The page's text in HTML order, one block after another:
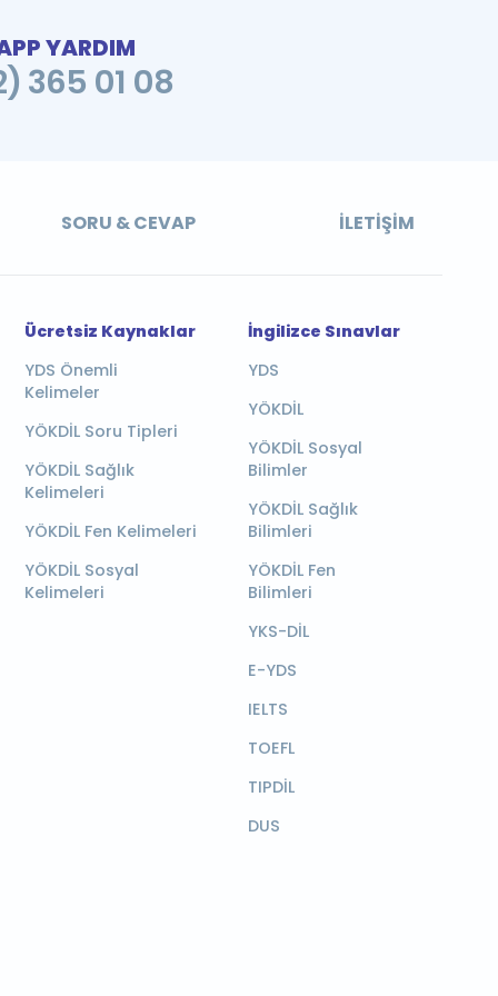
YARDIM
365 01 08
SORU & CEVAP İLETIŞIM
Ücretsiz Kaynaklar
YDS Önemli
Kelimeler
YÖKDİL Soru Tipleri
YÖKDİL Sağlık
Kelimeleri
YÖKDİL Fen Kelimeleri
YÖKDİL Sosyal
Kelimeleri
İngilizce Sınavlar
YDS
YÖKDİL
YÖKDİL Sosyal
Bilimler
YÖKDİL Sağlık
Bilimleri
YÖKDİL Fen
Bilimleri
YKS-DİL
E-YDS
IELTS
TOEFL
TIPDİL
DUS